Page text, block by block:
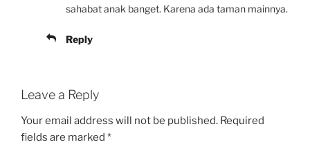
sahabat anak banget. Karena ada taman mainnya.
Reply
Leave a Reply
Your email address will not be published. Required
fields are marked *